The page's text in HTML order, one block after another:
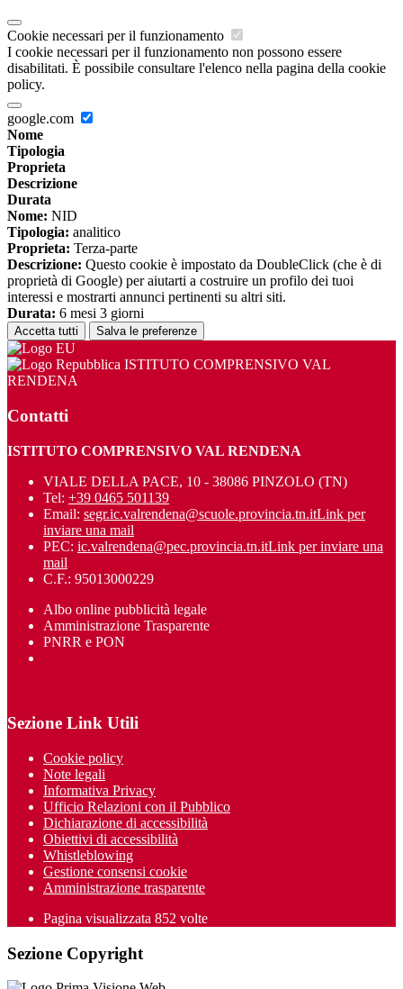
Cookie necessari per il funzionamento
I cookie necessari per il funzionamento non possono essere
disabilitati. È possibile consultare l'elenco nella pagina della cookie
policy.
google.com
Nome
Tipologia
Proprieta
Descrizione
Durata
Nome: NID
Tipologia: analitico
Proprieta: Terza-parte
Descrizione: Questo cookie è impostato da DoubleClick (che è di
proprietà di Google) per aiutarti a costruire un profilo dei tuoi
interessi e mostrarti annunci pertinenti su altri siti.
Durata: 6 mesi 3 giorni
Accetta tutti Salva le preferenze
ISTITUTO COMPRENSIVO VAL
RENDENA
Contatti
ISTITUTO COMPRENSIVO VAL RENDENA
VIALE DELLA PACE, 10 - 38086 PINZOLO (TN)
Tel: +39 0465 501139
Email: segr.ic.valrendena@scuole.provincia.tn.itLink per
inviare una mail
PEC: ic.valrendena@pec.provincia.tn.itLink per inviare una
mail
C.F.: 95013000229
Albo online pubblicità legale
Amministrazione Trasparente
PNRR e PON
Sezione Link Utili
Cookie policy
Note legali
Informativa Privacy
Ufficio Relazioni con il Pubblico
Dichiarazione di accessibilità
Obiettivi di accessibilità
Whistleblowing
Gestione consensi cookie
Amministrazione trasparente
Pagina visualizzata 852 volte
Sezione Copyright